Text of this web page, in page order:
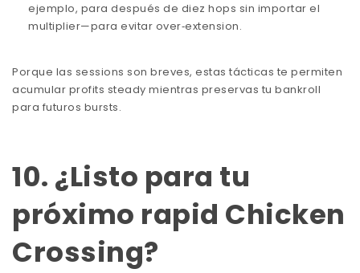
ejemplo, para después de diez hops sin importar el
multiplier—para evitar over‑extension.
Porque las sessions son breves, estas tácticas te permiten
acumular profits steady mientras preservas tu bankroll
para futuros bursts.
10. ¿Listo para tu
próximo rapid Chicken
Crossing?